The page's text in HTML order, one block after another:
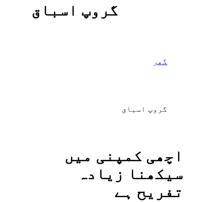
گروپ اسباق
گھر
گروپ اسباق
اچھی کمپنی میں
سیکھنا زیادہ
تفریح ہے